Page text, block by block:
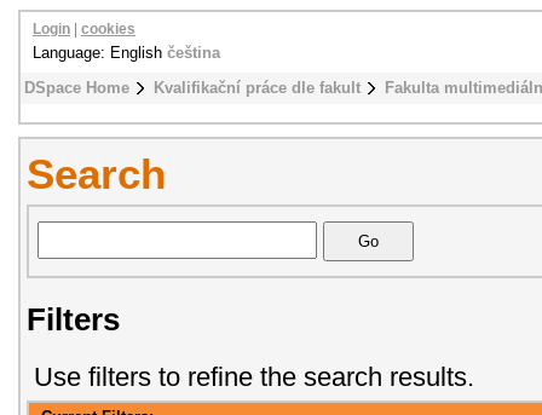
DSpace Home Kvalifikační práce dle fakult Fakulta
Login cookies
Language: English čeština
Search
Filters
Use filters to refine the search results.